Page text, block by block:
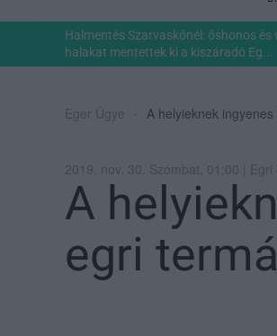
Halmentés Szarvaskőnél: őshonos és
halakat mentettek ki a kiszáradó Eg...
Eger Ügye A helyieknek
2019. nov. 30. Szombat, 01:00 |
A
egri